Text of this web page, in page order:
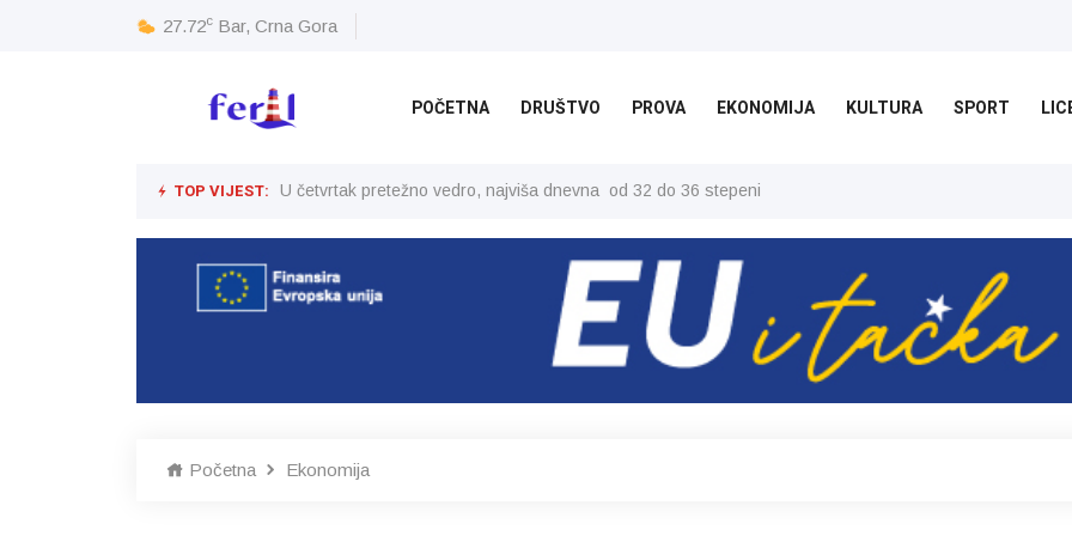
27.72c Bar, Crna Gora
POČETNA DRUŠTVO PROVA EKONOMIJA KULTURA SPORT
TOP VIJEST: U četvrtak pretežno vedro, najviša dnevna od 32 do 36 stepeni
Početna Ekonomija